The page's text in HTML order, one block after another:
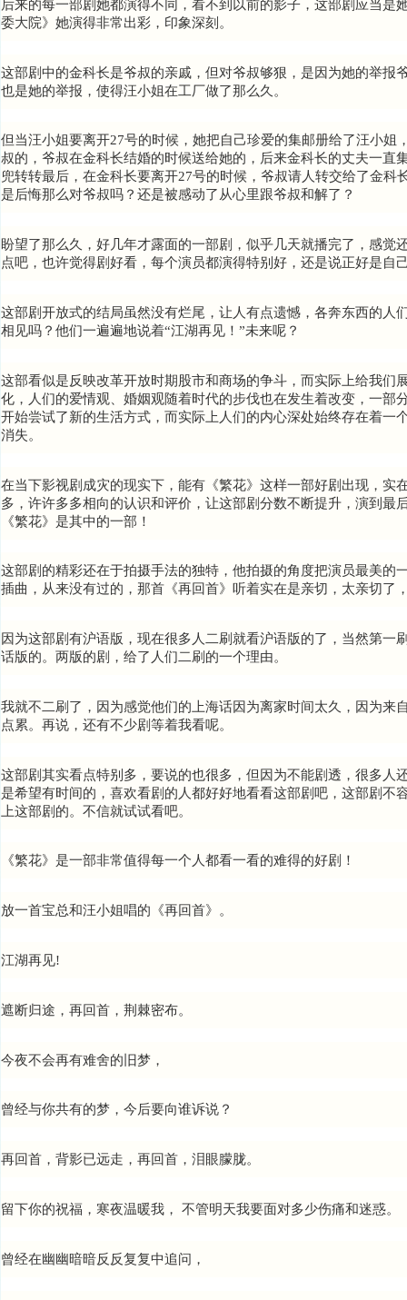
后来的每一部剧她都演得不同，看不到以前的影子，这部剧应当是
委大院》她演得非常出彩，印象深刻。
这部剧中的金科长是爷叔的亲戚，但对爷叔够狠，是因为她的举报
也是她的举报，使得汪小姐在工厂做了那么久。
但当汪小姐要离开27号的时候，她把自己珍爱的集邮册给了汪小姐
叔的，爷叔在金科长结婚的时候送给她的，后来金科长的丈夫一直
兜转转最后，在金科长要离开27号的时候，爷叔请人转交给了金科
是后悔那么对爷叔吗？还是被感动了从心里跟爷叔和解了？
盼望了那么久，好几年才露面的一部剧，似乎几天就播完了，感觉
点吧，也许觉得剧好看，每个演员都演得特别好，还是说正好是自
这部剧开放式的结局虽然没有烂尾，让人有点遗憾，各奔东西的人
相见吗？他们一遍遍地说着“江湖再见！”未来呢？
这部看似是反映改革开放时期股市和商场的争斗，而实际上给我们
化，人们的爱情观、婚姻观随着时代的步伐也在发生着改变，一部
开始尝试了新的生活方式，而实际上人们的内心深处始终存在着一
消失。
在当下影视剧成灾的现实下，能有《繁花》这样一部好剧出现，实
多，许许多多相向的认识和评价，让这部剧分数不断提升，演到最
《繁花》是其中的一部！
这部剧的精彩还在于拍摄手法的独特，他拍摄的角度把演员最美的
插曲，从来没有过的，那首《再回首》听着实在是亲切，太亲切了
因为这部剧有沪语版，现在很多人二刷就看沪语版的了，当然第一
话版的。两版的剧，给了人们二刷的一个理由。
我就不二刷了，因为感觉他们的上海话因为离家时间太久，因为来
点累。再说，还有不少剧等着我看呢。
这部剧其实看点特别多，要说的也很多，但因为不能剧透，很多人
是希望有时间的，喜欢看剧的人都好好地看看这部剧吧，这部剧不
上这部剧的。不信就试试看吧。
《繁花》是一部非常值得每一个人都看一看的难得的好剧！
放一首宝总和汪小姐唱的《再回首》。
江湖再见!
遮断归途，再回首，荆棘密布。
今夜不会再有难舍的旧梦，
曾经与你共有的梦，今后要向谁诉说？
再回首，背影已远走，再回首，泪眼朦胧。
留下你的祝福，寒夜温暖我， 不管明天我要面对多少伤痛和迷惑。
曾经在幽幽暗暗反反复复中追问，